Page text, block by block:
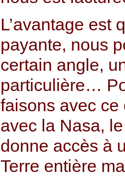
L’avantage est
payante, nous
certain angle,
particulière…
faisons avec ce
avec la Nasa,
donne accès à
Terre entière